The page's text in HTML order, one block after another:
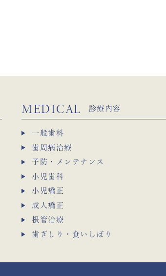
MEDICAL 診療内容
一般歯科
歯周病治療
予防・メンテナンス
小児歯科
小児矯正
成人矯正
根管治療
歯ぎしり・食いしばり